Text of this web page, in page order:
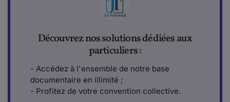
Découvrez nos solutions dédiées aux
particuliers :
- Accédez à l'ensemble de notre base
documentaire en illimité ;
- Profitez de votre convention collective.